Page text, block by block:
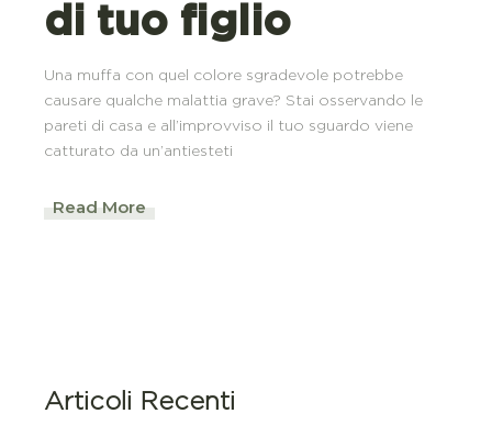
di tuo figlio
Una muffa con quel colore sgradevole potrebbe
causare qualche malattia grave? Stai osservando le
pareti di casa e all’improvviso il tuo sguardo viene
catturato da un’antiesteti
Read More
Articoli Recenti